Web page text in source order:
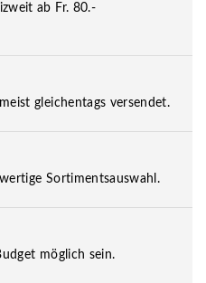
ab Fr. 80.-
gleichentags versendet.
Sortimentsauswahl.
möglich sein.